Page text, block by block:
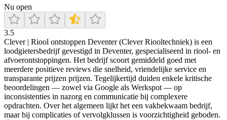
Nu open
3.5
Clever | Riool ontstoppen Deventer (Clever Riooltechniek) is een
loodgietersbedrijf gevestigd in Deventer, gespecialiseerd in riool- en
afvoerontstoppingen. Het bedrijf scoort gemiddeld goed met
meerdere positieve reviews die snelheid, vriendelijke service en
transparante prijzen prijzen. Tegelijkertijd duiden enkele kritische
beoordelingen — zowel via Google als Werkspot — op
inconsistenties in nazorg en communicatie bij complexere
opdrachten. Over het algemeen lijkt het een vakbekwaam bedrijf,
maar bij complicaties of vervolgklussen is voorzichtigheid geboden.